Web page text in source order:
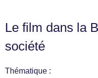
Le film dans la
société
Thématique :